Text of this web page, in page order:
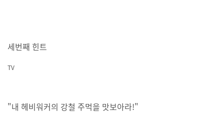
세번째 힌트
TV
"내 헤비워커의 강철 주먹을 맛보아라!"